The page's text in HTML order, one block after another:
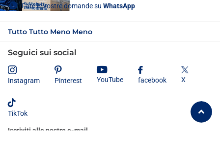
Fate le vostre domande su WhatsApp
Tutto Tutto Meno Meno
Seguici sui social
Instagram Pinterest YouTube facebook X
TikTok
Iscriviti alle nostre e-mail